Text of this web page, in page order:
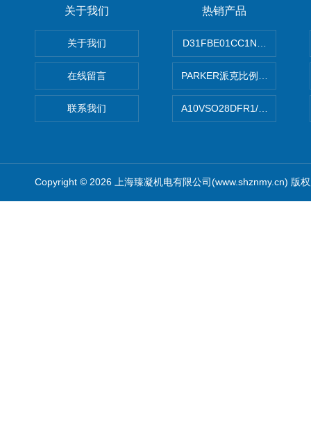
关于我们
关于我们
在线留言
联系我们
热销产品
PARKER派克比例阀 柱塞泵
A10VSO28DFR1/
Copyright © 2026 上海臻凝机电有限公司(www.shznmy.cn) 版